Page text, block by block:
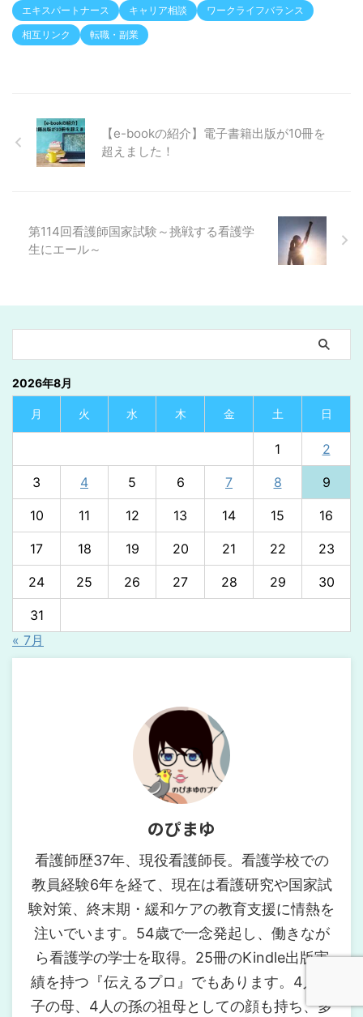
エキスパートナース キャリア相談
ワークライフバランス
相互リンク
転職・副業
【e-bookの紹介】電子書籍出版が10冊を
超えました！
第114回看護師国家試験～挑戦する看護学
生にエール～
2026年8月
月 火 水 木 金 土 日
1 2
3 4 5 6 7 8 9
10 11 12 13 14 15 16
17 18 19 20 21 22 23
24 25 26 27 28 29 30
31
« 7月
のぴまゆ
看護師歴37年、現役看護師長。看護学校での
教員経験6年を経て、現在は看護研究や国家試
験対策、終末期・緩和ケアの教育支援に情熱を
注いでいます。54歳で一念発起し、働きなが
ら看護学の学士を取得。25冊のKindle出版実
績を持つ『伝えるプロ』でもあります。4人の
子の母、4人の孫の祖母としての顔も持ち、多